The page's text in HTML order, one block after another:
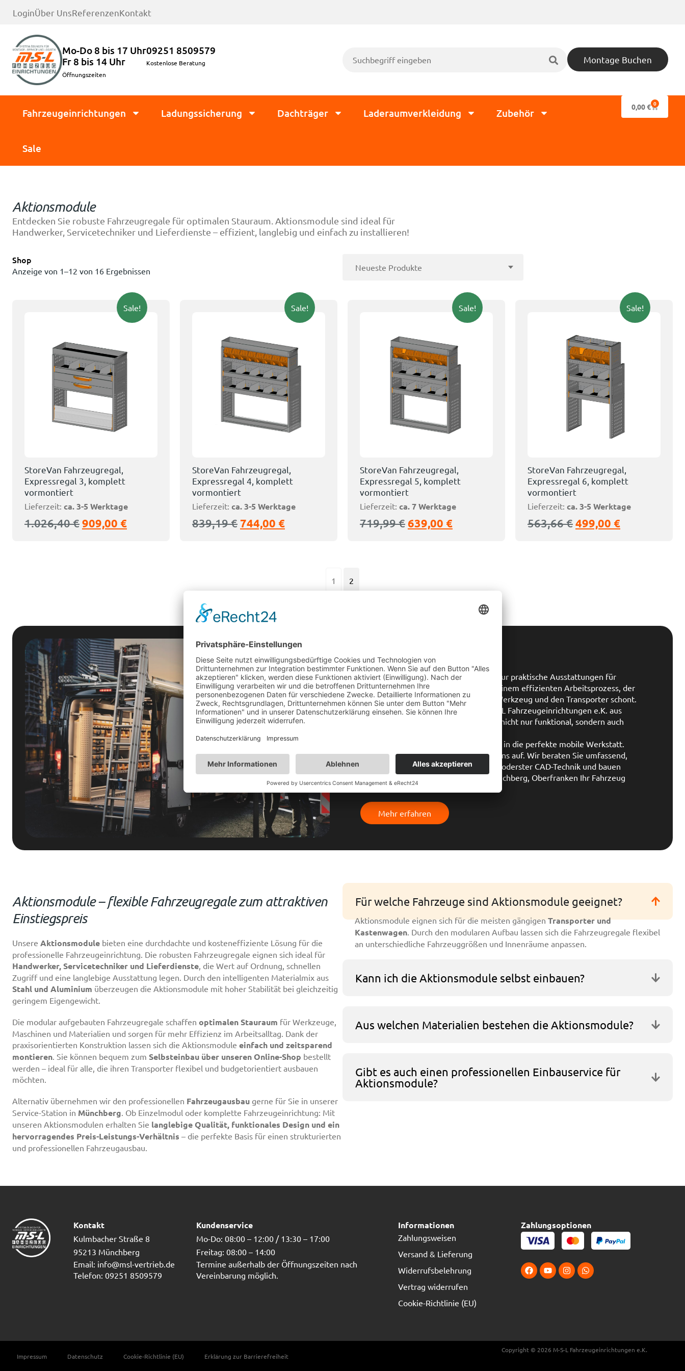
LoginÜber UnsReferenzenKontakt
Mo-Do 8 bis 17 Uhr
Fr 8 bis 14 Uhr
Öffnungszeiten
09251 8509579
Kostenlose Beratung Montage Buchen
Fahrzeugeinrichtungen Ladungssicherung Dachträger Laderaumverkleidung Zubehör
Sale
0,00€ 0
Aktionsmodule
Entdecken Sie robuste Fahrzeugregale für optimalen Stauraum. Aktionsmodule sind ideal für
Handwerker, Servicetechniker und Lieferdienste – effizient, langlebig und einfach zu installieren!
Shop
Anzeige von 1–12 von 16 Ergebnissen
Sale!
StoreVan Fahrzeugregal,
Expressregal 3, komplett
vormontiert
Lieferzeit: ca. 3-5 Werktage
1.026,40€909,00 €
Sale!
StoreVan Fahrzeugregal,
Expressregal 4, komplett
vormontiert
Lieferzeit: ca. 3-5 Werktage
839,19€ 744,00 €
Sale!
StoreVan Fahrzeugregal,
Expressregal 5, komplett
vormontiert
Lieferzeit: ca. 7 Werktage
719,99€639,00 €
Sale!
StoreVan Fahrzeugregal,
Expressregal 6, komplett
vormontiert
Lieferzeit: ca. 3-5 Werktage
563,66€499,00 €
1 2
Montage Team buchen
Fahrzeugeinrichtungen sind mehr als nur praktische Ausstattungen für
Transporter. Sie sind der Schlüssel zu einem effizienten Arbeitsprozess, der
nicht nur Zeit spart, sondern auch Ihr Werkzeug und den Transporter schont.
Unsere Einrichtungskonzepte von M-S-L Fahrzeugeinrichtungen e.K. aus
Oberfranken sind darauf ausgerichtet, nicht nur funktional, sondern auch
Zusätzlich verwandeln wir Ihr Fahrzeug in die perfekte mobile Werkstatt.
Nehmen Sie persönlichen Kontakt zu uns auf. Wir beraten Sie umfassend,
planen Ihre Fahrzeugeinrichtung mit moderster CAD-Technik und bauen
diese in unserer Service-Station in Münchberg, Oberfranken Ihr Fahrzeug
ein.
Mehr erfahren
Aktionsmodule – flexible Fahrzeugregale zum attraktiven
Einstiegspreis
Unsere Aktionsmodule bieten eine durchdachte und kosteneffiziente Lösung für die
professionelle Fahrzeugeinrichtung. Die robusten Fahrzeugregale eignen sich ideal für
Handwerker, Servicetechniker und Lieferdienste , die Wert auf Ordnung, schnellen
Zugriff und eine langlebige Ausstattung legen. Durch den intelligenten Materialmix aus
Stahl und Aluminium überzeugen die Aktionsmodule mit hoher Stabilität bei gleichzeitig
geringem Eigengewicht.
Die modular aufgebauten Fahrzeugregale schaffen optimalen Stauraum für Werkzeuge,
Maschinen und Materialien und sorgen für mehr Effizienz im Arbeitsalltag. Dank der
praxisorientierten Konstruktion lassen sich die Aktionsmodule einfach und zeitsparend
montieren . Sie können bequem zum Selbsteinbau über unseren Online-Shop bestellt
werden – ideal für alle, die ihren Transporter flexibel und budgetorientiert ausbauen
möchten.
Alternativ übernehmen wir den professionellen Fahrzeugausbau gerne für Sie in unserer
Service-Station in Münchberg . Ob Einzelmodul oder komplette Fahrzeugeinrichtung: Mit
unseren Aktionsmodulen erhalten Sie langlebige Qualität, funktionales Design und ein
hervorragendes Preis-Leistungs-Verhältnis – die perfekte Basis für einen strukturierten
und professionellen Fahrzeugausbau.
Für welche Fahrzeuge sind Aktionsmodule geeignet?
Aktionsmodule eignen sich für die meisten gängigenTransporter und
Kastenwagen . Durch den modularen Aufbau lassen sich die Fahrzeugregale flexibel
an unterschiedliche Fahrzeuggrößen und Innenräume anpassen.
Kann ich die Aktionsmodule selbst einbauen?
Aus welchen Materialien bestehen die Aktionsmodule?
Gibt es auch einen professionellen Einbauservice für
Aktionsmodule?
Kontakt
Kulmbacher Straße 8
95213 Münchberg
Email: info@msl-vertrieb.de
Telefon: 09251 8509579
Kundenservice
Mo-Do: 08:00 – 12:00 / 13:30 – 17:00
Freitag: 08:00 – 14:00
Termine außerhalb der Öffnungszeiten nach
Vereinbarung möglich.
Informationen
Zahlungsweisen
Versand & Lieferung
Widerrufsbelehrung
Vertrag widerrufen
Cookie-Richtlinie (EU)
Zahlungsoptionen
Impressum Datenschutz Cookie-Richtlinie (EU) Erklärung zur Barrierefreiheit
Copyright © 2026 M-S-L Fahrzeugeinrichtungen e.K.